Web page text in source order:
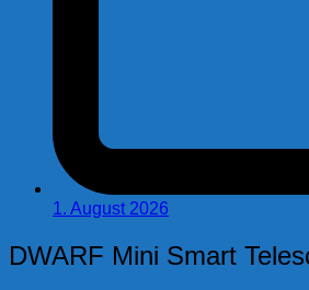
1. August 2026
DWARF Mini Smart